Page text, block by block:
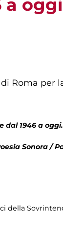
a oggi
Roma per
dal 1946 a
Sonora /
della